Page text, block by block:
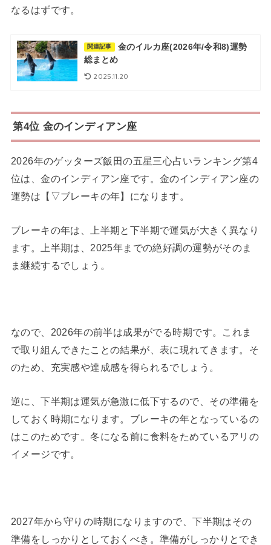
なるはずです。
関連記事
金のイルカ座(2026年/令和8)運勢
総まとめ
2025.11.20
第4位 金のインディアン座
2026年のゲッターズ飯田の五星三心占いランキング第4
位は、金のインディアン座です。金のインディアン座の
運勢は【▽ブレーキの年】になります。
ブレーキの年は、上半期と下半期で運気が大きく異なり
ます。上半期は、2025年までの絶好調の運勢がそのま
ま継続するでしょう。
なので、2026年の前半は成果がでる時期です。これま
で取り組んできたことの結果が、表に現れてきます。そ
のため、充実感や達成感を得られるでしょう。
逆に、下半期は運気が急激に低下するので、その準備を
しておく時期になります。ブレーキの年となっているの
はこのためです。冬になる前に食料をためているアリの
イメージです。
2027年から守りの時期になりますので、下半期はその
準備をしっかりとしておくべき。準備がしっかりとでき